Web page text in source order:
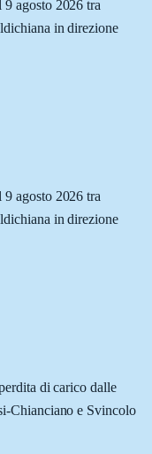
agosto 2026 tra
in direzione
agosto 2026 tra
in direzione
di carico dalle
Chianciano e Svincolo